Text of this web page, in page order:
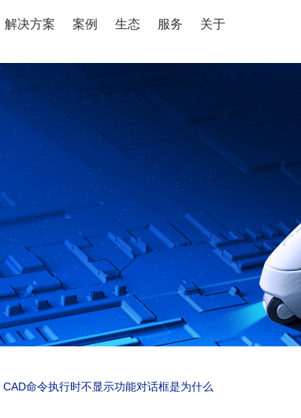
解决方案 案例 生态 服务 关于
CAD命令执行时不显示功能对话框是为什么